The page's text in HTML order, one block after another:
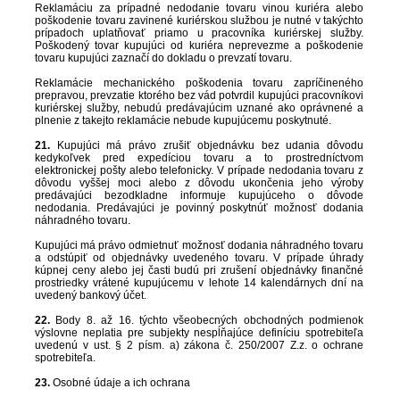
Reklamáciu za prípadné nedodanie tovaru vinou kuriéra alebo
poškodenie tovaru zavinené kuriérskou službou je nutné v takýchto
prípadoch uplatňovať priamo u pracovníka kuriérskej služby.
Poškodený tovar kupujúci od kuriéra neprevezme a poškodenie
tovaru kupujúci zaznačí do dokladu o prevzatí tovaru.
Reklamácie mechanického poškodenia tovaru zapríčineného
prepravou, prevzatie ktorého bez vád potvrdil kupujúci pracovníkovi
kuriérskej služby, nebudú predávajúcim uznané ako oprávnené a
plnenie z takejto reklamácie nebude kupujúcemu poskytnuté.
21. Kupujúci má právo zrušiť objednávku bez udania dôvodu
kedykoľvek pred expedíciou tovaru a to prostredníctvom
elektronickej pošty alebo telefonicky. V prípade nedodania tovaru z
dôvodu vyššej moci alebo z dôvodu ukončenia jeho výroby
predávajúci bezodkladne informuje kupujúceho o dôvode
nedodania. Predávajúci je povinný poskytnúť možnosť dodania
náhradného tovaru.
Kupujúci má právo odmietnuť možnosť dodania náhradného tovaru
a odstúpiť od objednávky uvedeného tovaru. V prípade úhrady
kúpnej ceny alebo jej časti budú pri zrušení objednávky finančné
prostriedky vrátené kupujúcemu v lehote 14 kalendárnych dní na
uvedený bankový účet.
22. Body 8. až 16. týchto všeobecných obchodných podmienok
výslovne neplatia pre subjekty nespĺňajúce definíciu spotrebiteľa
uvedenú v ust. § 2 písm. a) zákona č. 250/2007 Z.z. o ochrane
spotrebiteľa.
23. Osobné údaje a ich ochrana